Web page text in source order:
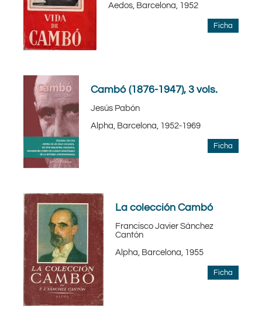
Aedos, Barcelona, 1952
Ficha
Cambó (1876-1947), 3 vols.
Jesús Pabón
Alpha, Barcelona, 1952-1969
Ficha
La colección Cambó
Francisco Javier Sánchez
Cantón
Alpha, Barcelona, 1955
Ficha